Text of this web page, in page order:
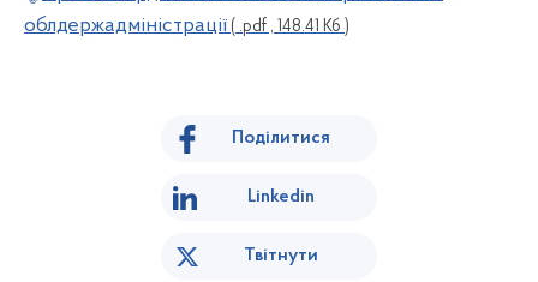
облдержадміністрації ( .pdf , 148.41 Кб )
Поділитися
Linkedin
Твітнути